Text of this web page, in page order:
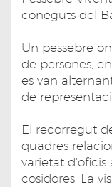
coneguts del
Un pessebre
de persones,
es van
de
El recorregut
quadres
varietat d'oficis
cosidores. La